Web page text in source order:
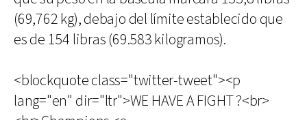
(69,762 kg), debajo del límite establecido que
es de 154 libras (69.583 kilogramos).
<blockquote class="twitter-tweet"><p
lang="en" dir="ltr">WE HAVE A FIGHT ?<br>